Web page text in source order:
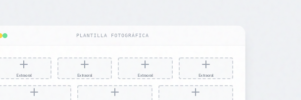
PLANTILLA FOTOGRÁFICA
Extraoral Extraoral Extraoral Extraoral